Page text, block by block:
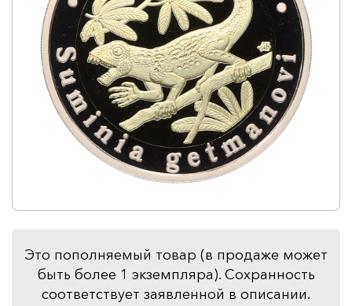
Это пополняемый товар (в продаже может
быть более 1 экземпляра). Сохранность
соответствует заявленной в описании.